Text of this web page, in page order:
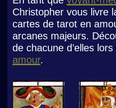
Christopher vous livre
cartes de tarot en
arcanes majeurs.
de chacune d’elles lors
amour.